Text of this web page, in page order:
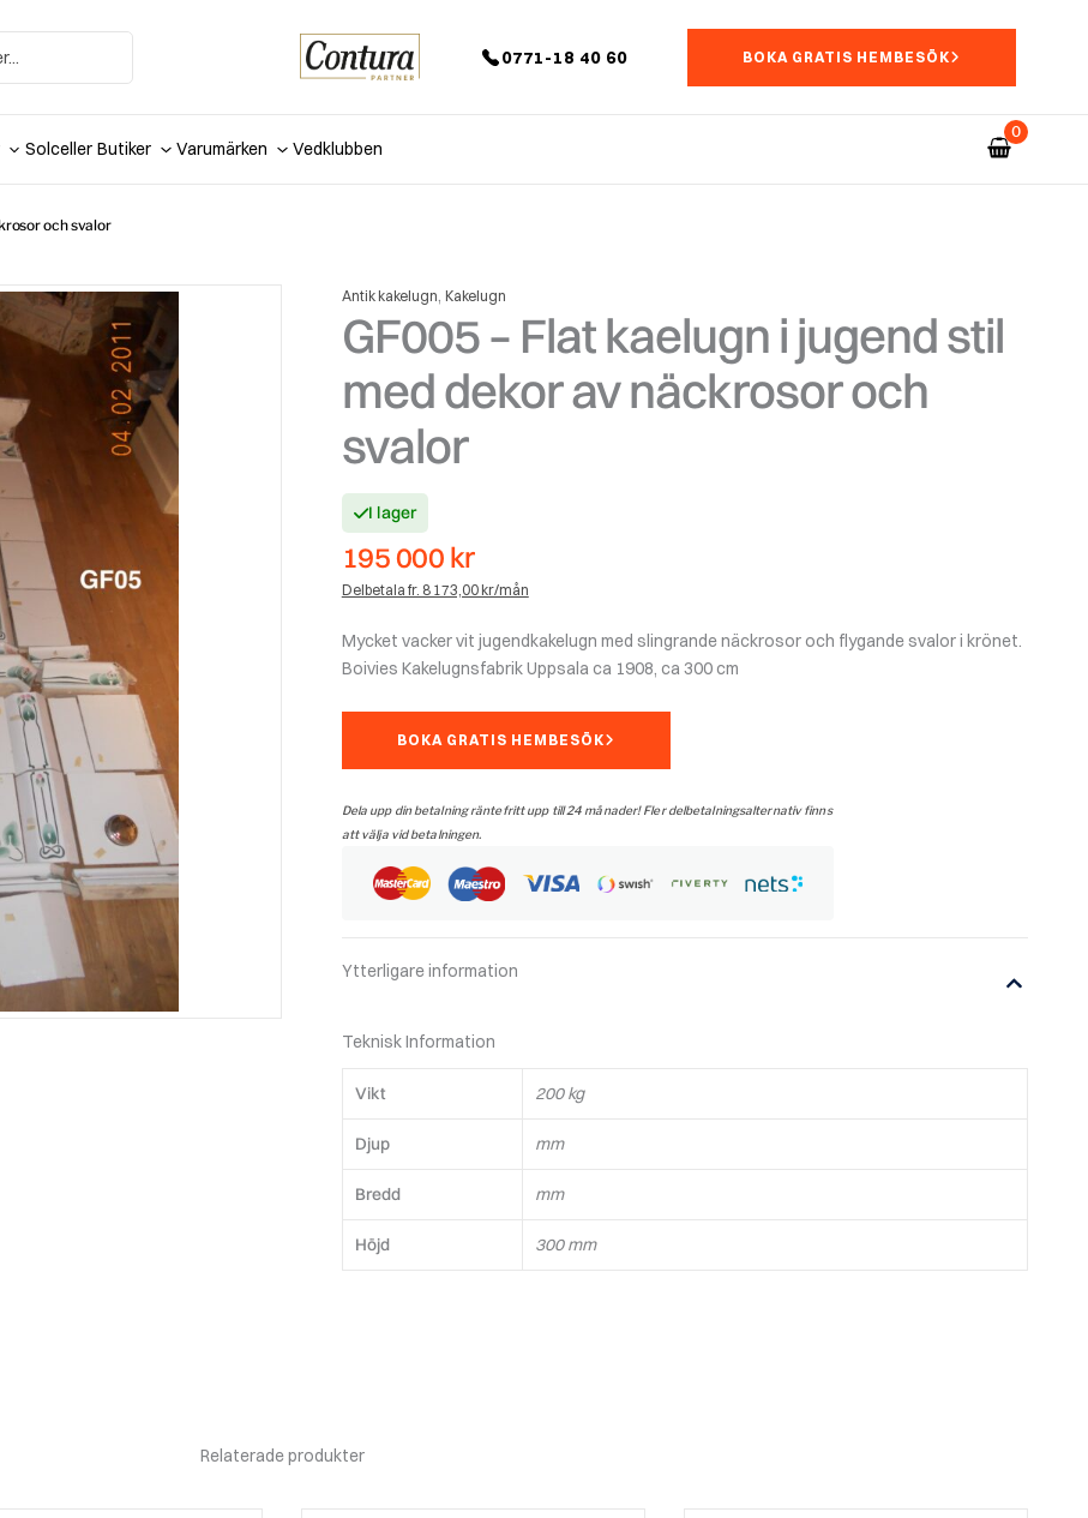
0771-18 40 60 BOKA GRATIS HEMBESÖK
Solceller Butiker Varumärken Vedklubben
och svalor
Antik kakelugn, Kakelugn
GF005 – Flat kaelugn i jugend stil
med dekor av näckrosor och
svalor
I lager
195 000 kr
Delbetala fr. 8 173,00 kr/mån
Mycket vacker vit jugendkakelugn med slingrande näckrosor och flygande svalor i krönet.
Boivies Kakelugnsfabrik Uppsala ca 1908, ca 300 cm
BOKA GRATIS HEMBESÖK
Dela upp din betalning räntefritt upp till 24 månader! Fler delbetalningsalternativ finns
att välja vid betalningen.
Ytterligare information
Teknisk Information
Vikt 200 kg
Djup mm
Bredd mm
Höjd 300 mm
Relaterade produkter